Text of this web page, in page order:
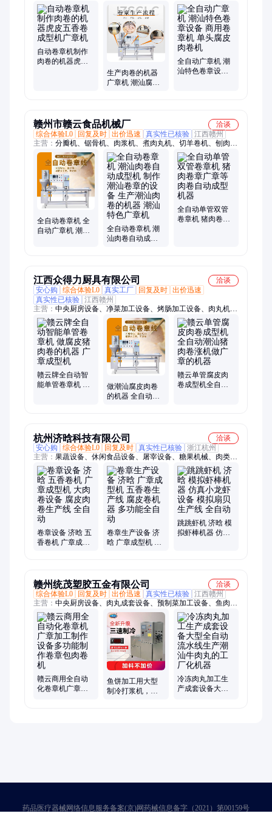
自动卷章机制作
肉卷的机器虎皮
生产肉卷的机器
广章机 潮汕腐皮
全自动广章机 潮
汕特色卷章设备
赣州市赣云食品机械厂
洽谈
综合体验L0
回复及时 出价迅速 真实性已核验 江西赣州
主营： 分瓣机、锯骨机、肉浆机、煮肉丸机、切羊卷机、刨肉片
机、猪油去皮机、甘蔗榨汁机、肉丸成型机、旋转切片机、蔬菜
清洗机、骨头丸子机、冻肉绞肉机、挖勺贡丸机、鱼丸成型机、
羊肉切片机、大蒜脱皮机、鱼刺分离机、肉丸打浆机、骨肉切块
机、果蔬开辦机、真空滚揉机、鱼肉采肉机、自动灌肠机、恒温
水煮槽
全自动卷章机 全
自动广章机 潮汕
全自动卷章机 潮
汕肉卷自动成型
特色广章机
全自动单管双管
卷章机 猪肉卷章
江西众得力厨具有限公司
洽谈
安心购
综合体验L0 真实工厂 回复及时 出价迅速
真实性已核验 江西赣州
主营： 中央厨房设备、净菜加工设备、烤肠加工设备、肉丸机、
无刀化设备
赣云牌全自动智
能单管卷章机 做
做潮汕腐皮肉卷
的机器 全自动卷
赣云单管腐皮肉
卷成型机全自动
杭州济晗科技有限公司
洽谈
安心购
综合体验L0 回复及时 真实性已核验 浙江杭州
主营： 果蔬设备、休闲食品设备、屠宰设备、糖果机械、肉类机
械、饮料机械、皮革机械、分选设备、化工设备
卷章设备 济晗 五
香卷机 广章成型
卷章生产设备 济
晗 广章成型机 五
跳跳虾机 济晗 模
拟虾棒机器 仿真
赣州统茂塑胶五金有限公司
洽谈
综合体验L0
回复及时 出价迅速 真实性已核验 江西赣州
主营： 中央厨房设备、肉丸成套设备、预制菜加工设备、鱼肉采
肉机、切块机、包馅机、狮子头机、脱皮机、肉丸机、多功能切
菜机、香肠机、扒皮机、研磨机、切丝机、切条机、肉丸成型
机、绞肉机、锯骨机、洗菜机、鱼丸成套设备、净菜加工流水
线、去猪肉、解冻池
赣云商用全自动
化卷章机广章加
鱼饼加工用大型
制冷打浆机，商
冷冻肉丸加工生
产成套设备大型
药品医疗器械网络信息服务备案(京)网药械信息备字（2021）第00159号